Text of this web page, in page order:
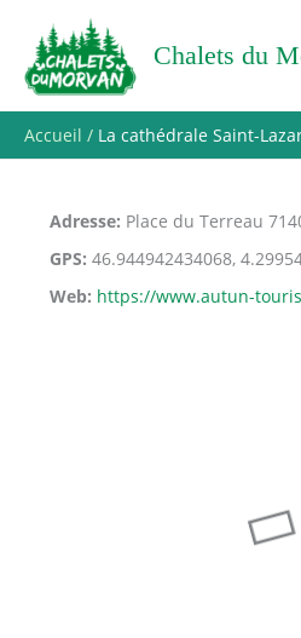
contenu
Chalets du
Accueil La cathédrale Saint-
Adresse Place du Terreau
GPS 46.944942434068,
Web https://www.autun-